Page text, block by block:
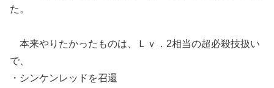
た。
本来やりたかったものは、Ｌｖ．2相当の超必殺技扱い
で、
・シンケンレッドを召還